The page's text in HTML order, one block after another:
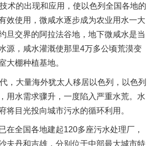
术的出现和应用，使以色列全国各地的
效使用，微咸水逐步成为农业用水一大
旦交界的阿拉法谷地，地下微咸水是当
源，咸水灌溉使那里4万多公顷荒漠变
大棚种植基地。
，大量海外犹太人移居以色列，以色列
用水需求骤升，一度陷入严重水荒。水
将目光投向城市污水的循环利用。
在全国各地建起120多座污水处理厂，
夫丹和吉雄，分别位于中部最大城市特